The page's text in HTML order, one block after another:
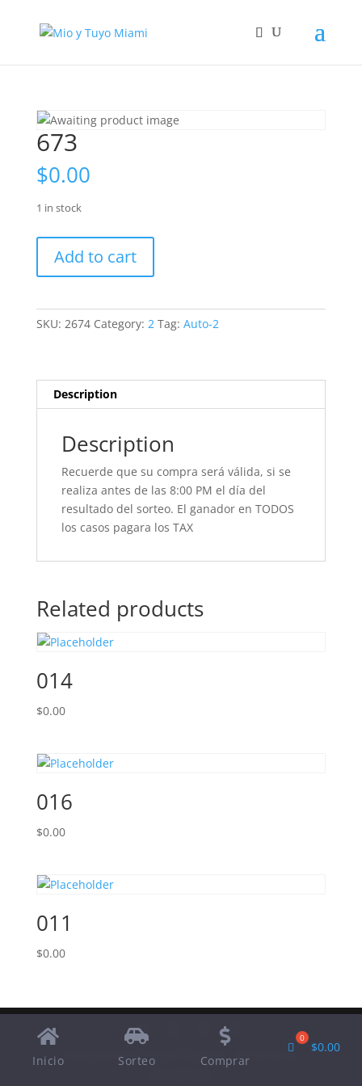
673
$0.00
1 in stock
quantity
Add to cart
SKU: 2674 Category: 2 Tag: Auto-2
Description
Description
Recuerde que su compra será válida, si se
realiza antes de las 8:00 PM el día del
resultado del sorteo. El ganador en TODOS
los casos pagara los TAX
Related products
014
$0.00
016
$0.00
011
$0.00
Designed by Elegant Themes
| Powered by
Inicio Sorteo Comprar
$0.00